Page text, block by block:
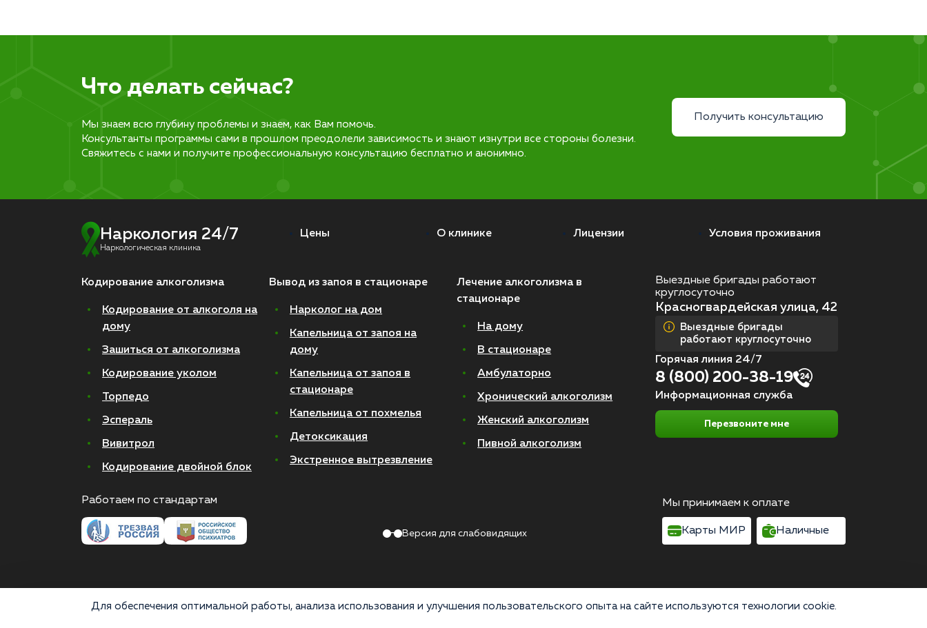
Что делать сейчас?
Мы знаем всю глубину проблемы и знаем, как Вам помочь.
Консультанты программы сами в прошлом преодолели зависимость и знают изнутри все стороны болезни.
Свяжитесь с нами и получите профессиональную консультацию бесплатно и анонимно.
Получить консультацию
Наркология 24/7
Наркологическая клиника
Цены О клинике Лицензии Условия проживания
Кодирование алкоголизма
Кодирование от алкоголя на
дому
Зашиться от алкоголизма
Кодирование уколом
Торпедо
Эспераль
Вивитрол
Кодирование двойной блок
Вывод из запоя в стационаре
Нарколог на дом
Капельница от запоя на
дому
Капельница от запоя в
стационаре
Капельница от похмелья
Детоксикация
Экстренное вытрезвление
Лечение алкоголизма в
стационаре
На дому
В стационаре
Амбулаторно
Хронический алкоголизм
Женский алкоголизм
Пивной алкоголизм
Выездные бригады работают
круглосуточно
Красногвардейская улица, 42
Выездные бригады
работают круглосуточно
Горячая линия 24/7
8 (800) 200-38-19
Информационная служба
Перезвоните мне
Работаем по стандартам
Версия для слабовидящих
Мы принимаем к оплате
Карты МИР Наличные
Для обеспечения оптимальной работы, анализа использования и улучшения пользовательского опыта на сайте используются технологии cookie.